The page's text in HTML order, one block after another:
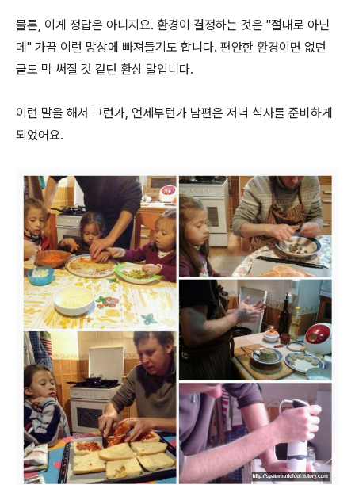
물론, 이게 정답은 아니지요. 환경이 결정하는 것은 "절대로 아닌
데" 가끔 이런 망상에 빠져들기도 합니다. 편안한 환경이면 없던
글도 막 써질 것 같던 환상 말입니다.
이런 말을 해서 그런가, 언제부턴가 남편은 저녁 식사를 준비하게
되었어요.